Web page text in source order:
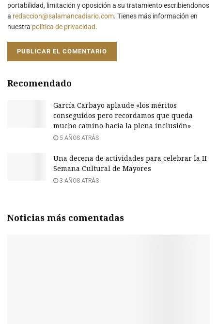
portabilidad, limitación y oposición a su tratamiento escribiendonos
a redaccion@salamancadiario.com. Tienes más información en
nuestra política de privacidad.
Recomendado
García Carbayo aplaude «los méritos
conseguidos pero recordamos que queda
mucho camino hacia la plena inclusión»
5 AÑOS ATRÁS
Una decena de actividades para celebrar la II
Semana Cultural de Mayores
3 AÑOS ATRÁS
Noticias más comentadas